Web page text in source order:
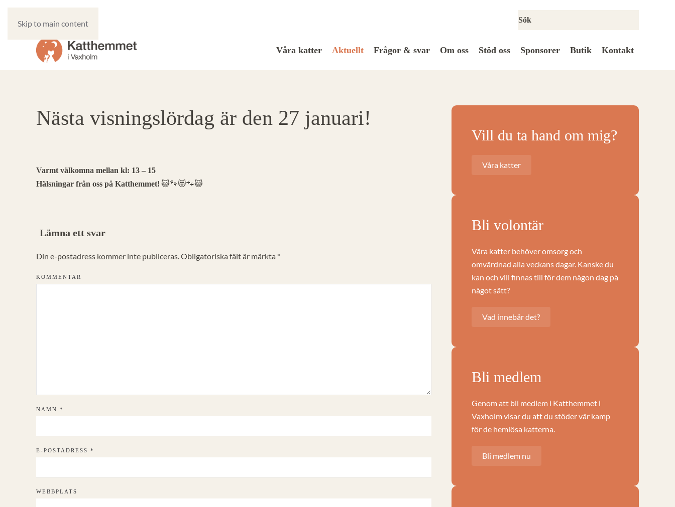
Skip to main content
Våra katter Aktuellt Frågor & svar Om oss Stöd oss Sponsorer Butik Kontakt
Nästa visningslördag är den 27 januari!
Varmt välkomna mellan kl: 13 – 15
Hälsningar från oss på Katthemmet! 😺🐾😻🐾😸
Lämna ett svar
Din e-postadress kommer inte publiceras. Obligatoriska fält är märkta *
KOMMENTAR
NAMN *
E-POSTADRESS *
WEBBPLATS
Vill du ta hand om mig?
Våra katter
Bli volontär
Våra katter behöver omsorg och
omvårdnad alla veckans dagar. Kanske du
kan och vill finnas till för dem någon dag på
något sätt?
Vad innebär det?
Bli medlem
Genom att bli medlem i Katthemmet i
Vaxholm visar du att du stöder vår kamp
för de hemlösa katterna.
Bli medlem nu